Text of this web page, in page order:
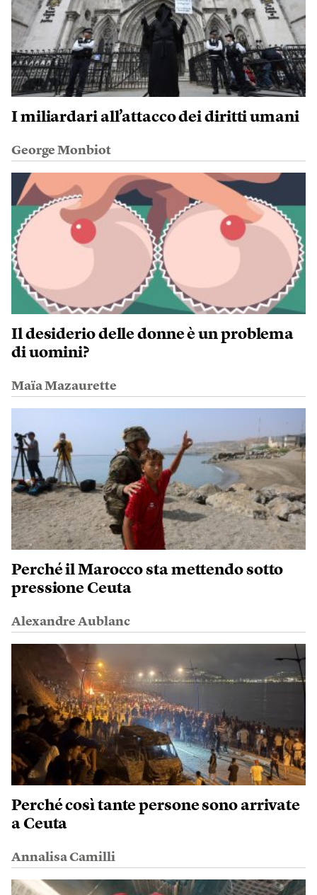
I miliardari all’attacco dei diritti umani
George Monbiot
Il desiderio delle donne è un problema
di uomini?
Maïa Mazaurette
Perché il Marocco sta mettendo sotto
pressione Ceuta
Alexandre Aublanc
Perché così tante persone sono arrivate
a Ceuta
Annalisa Camilli